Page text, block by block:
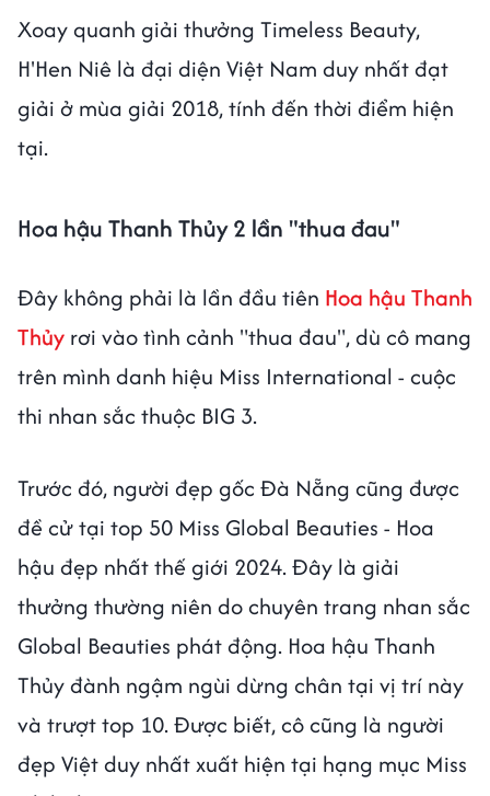
Xoay quanh giải thưởng Timeless Beauty,
H'Hen Niê là đại diện Việt Nam duy nhất đạt
giải ở mùa giải 2018, tính đến thời điểm hiện
tại.
Hoa hậu Thanh Thủy 2 lần "thua đau"
Đây không phải là lần đầu tiên Hoa hậu Thanh
Thủy rơi vào tình cảnh "thua đau", dù cô mang
trên mình danh hiệu Miss International - cuộc
thi nhan sắc thuộc BIG 3.
Trước đó, người đẹp gốc Đà Nẵng cũng được
đề cử tại top 50 Miss Global Beauties - Hoa
hậu đẹp nhất thế giới 2024. Đây là giải
thưởng thường niên do chuyên trang nhan sắc
Global Beauties phát động. Hoa hậu Thanh
Thủy đành ngậm ngùi dừng chân tại vị trí này
và trượt top 10. Được biết, cô cũng là người
đẹp Việt duy nhất xuất hiện tại hạng mục Miss